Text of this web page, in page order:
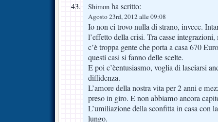
Shimon ha scritto:
Agosto 23rd, 2012 alle 09:08
Io non ci trovo nulla di strano, invece.
l’effetto della crisi. Tra casse
c’è troppa gente che porta a casa 670
questi casi si fanno delle scelte.
E poi c’èentusiasmo, voglia di lasciarsi
diffidenza.
L’amore della nostra vita per 2 anni e
preso in giro. E non abbiamo ancora
L’umiliazione della sconfitta in casa con
lungo.